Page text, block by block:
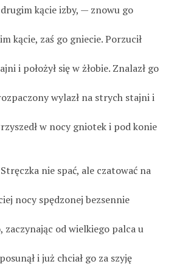
kącie izby, — znowu go
kącie, zaś go gniecie. Porzucił
i położył się w żłobie. Znalazł go
wylazł na strych stajni i
w nocy gniotek i pod konie
nie spać, ale czatować na
nocy spędzonej bezsennie
zaczynając od wielkiego palca u
i już chciał go za szyję